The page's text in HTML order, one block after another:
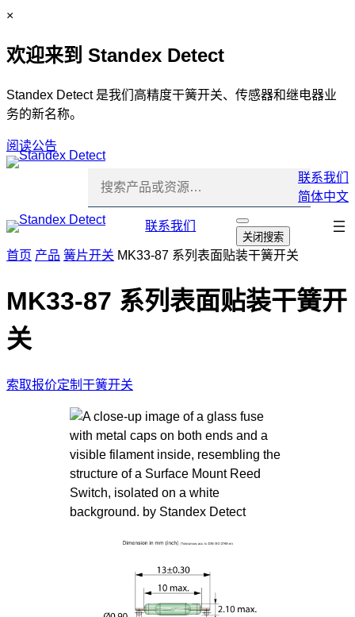
跳
内
C
o
e
×
欢迎来到 Standex Detect
Standex Detect 是我们高精度干簧开关、传感器和继电器业
务的新名称。
阅读公告
联系我们
简体中文
联系我们
打
开
搜
关闭搜索
跳
首页 产品 簧片开关 MK33-87 系列表面贴装干簧开关
MK33-87 系列表面贴装干簧开
关
索取报价定制干簧开关